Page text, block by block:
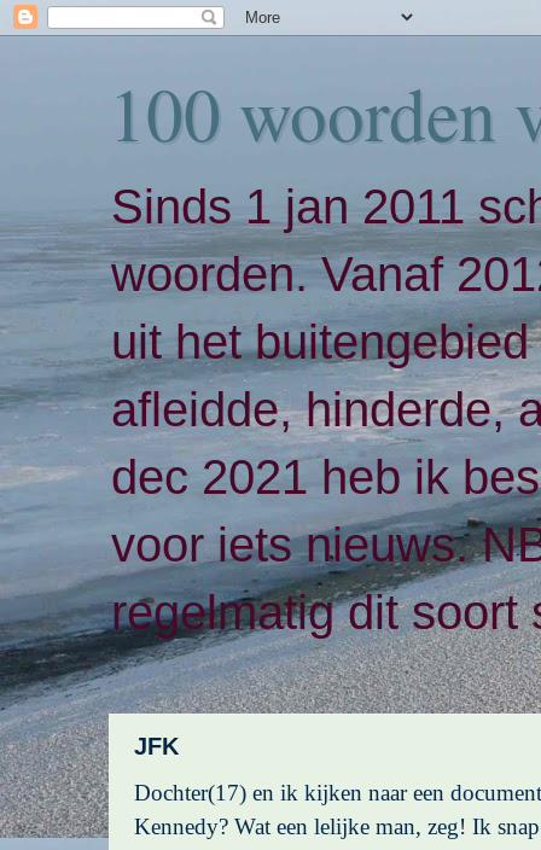
100 woorden
Sinds 1 jan 2011
woorden. Vanaf
uit het
afleidde, hinderde,
dec 2021 heb ik
voor iets nieuws.
regelmatig dit soort
JFK
Dochter(17) en ik kijken naar een
Kennedy? Wat een lelijke man, zeg! Ik